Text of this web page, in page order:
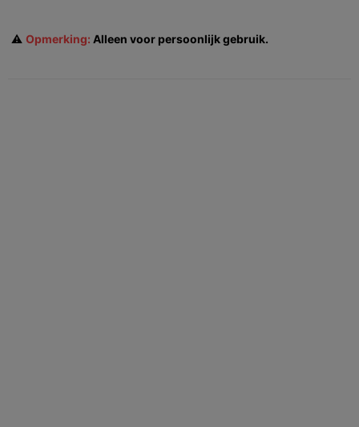
⚠️ Opmerking: Alleen voor persoonlijk gebruik.